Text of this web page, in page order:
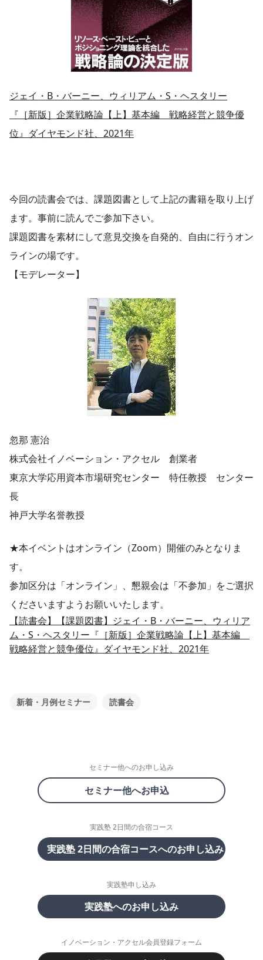
ジェイ・B・バーニー、ウィリアム・S・ヘスタリー
『［新版］企業戦略論【上】基本編 戦略経営と競争優
位』ダイヤモンド社、2021年
今回の読書会では、課題図書として上記の書籍を取り上げ
ます。事前に読んでご参加下さい。
課題図書を素材にして意見交換を自発的、自由に行うオン
ラインの場です。
【モデレーター】
忽那 憲治
株式会社イノベーション・アクセル 創業者
東京大学応用資本市場研究センター 特任教授 センター
長
神戸大学名誉教授
★本イベントはオンライン（Zoom）開催のみとなりま
す。
参加区分は「オンライン」、懇親会は「不参加」をご選択
くださいますようお願いいたします。
【読書会】【課題図書】ジェイ・B・バーニー、ウィリア
ム・S・ヘスタリー『［新版］企業戦略論【上】基本編
戦略経営と競争優位』ダイヤモンド社、2021年
新着・月例セミナー 読書会
セミナー他へのお申し込み
セミナー他へお申込
実践塾 2日間の合宿コース
実践塾 2日間の合宿コースへのお申し込み
実践塾申し込み
実践塾へのお申し込み
イノベーション・アクセル会員登録フォーム